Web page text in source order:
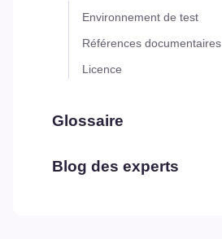
Environnement de test
Références documentaires
Licence
Glossaire
Blog des experts